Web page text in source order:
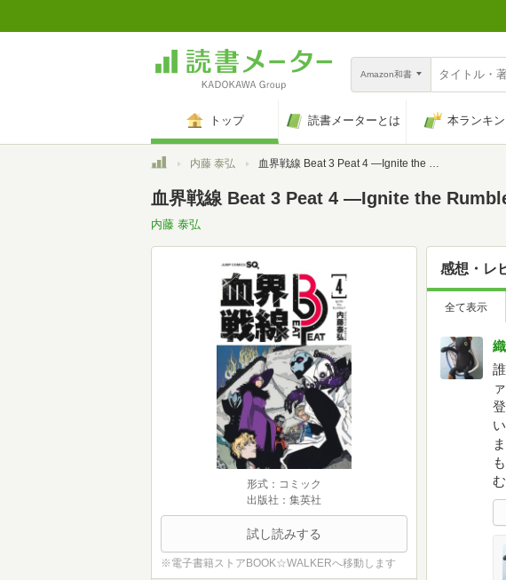
Amazon和書
トップ 読書メーターとは 本ランキ
トップ内藤 泰弘 血界戦線 Beat 3 Peat 4 ―Ignite the Rumble!!― (ジャンプコミックス)
血界戦線 Beat 3 Peat 4 ―Ignite the
内藤 泰弘
形式：コミック
出版社：集英社
試し読みする
※電子書籍ストアBOOK☆WALKERへ移動します
感想・レ
全て表示